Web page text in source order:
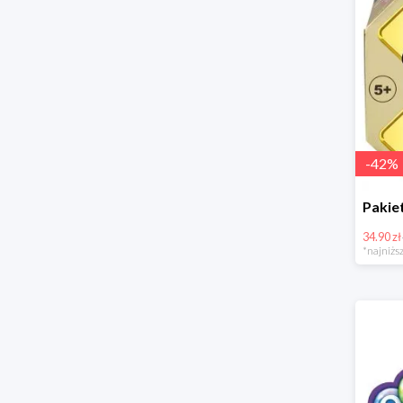
-42%
34.90 zł